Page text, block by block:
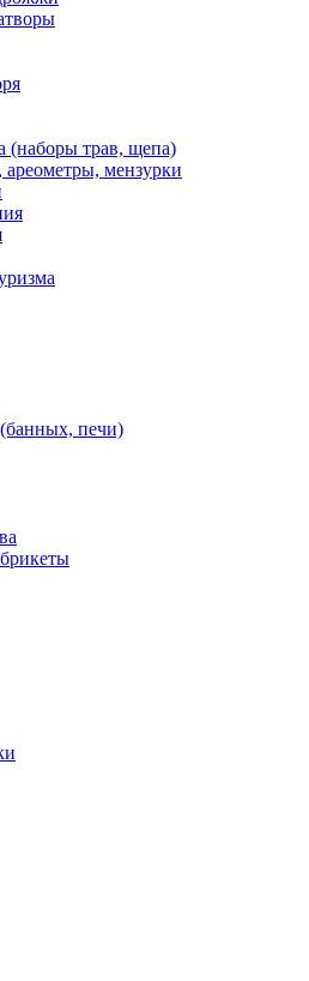
(наборы трав, щепа)
мензурки
печи)